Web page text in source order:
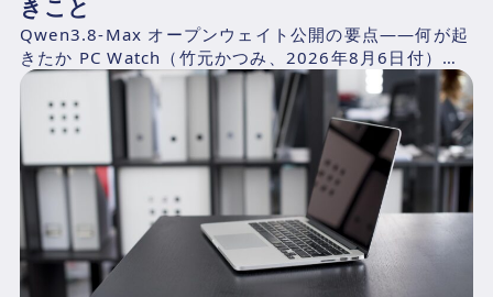
きこと
Qwen3.8-Max オープンウェイト公開の要点——何が起
きたか PC Watch（竹元かつみ、2026年8月6日付）の
報道によれば、AlibabaのQwen...